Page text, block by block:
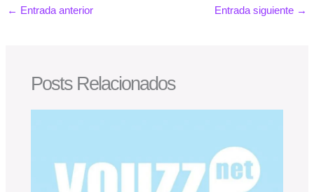
← Entrada anterior Entrada siguiente →
Posts Relacionados